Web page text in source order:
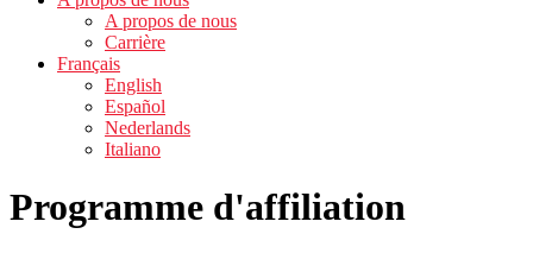
A propos de nous
Carrière
Français
English
Español
Nederlands
Italiano
Programme d'affiliation